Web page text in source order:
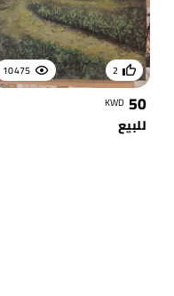
10475 2
50
KWD
للبيع